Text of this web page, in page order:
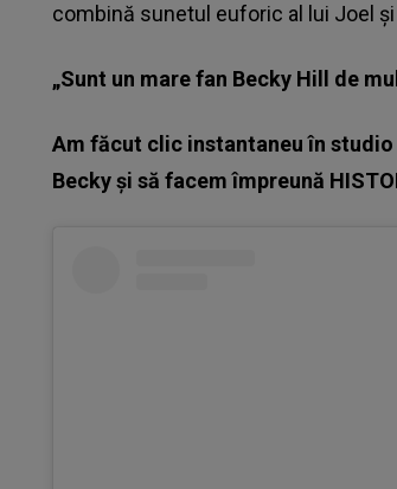
combină sunetul euforic al lui Joel
„Sunt un mare fan Becky Hill de
Am făcut clic instantaneu în
Becky și să facem împreună